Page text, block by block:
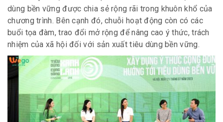
dùng bền vững được chia sẻ rộng rãi trong khuôn khổ của
chương trình. Bên cạnh đó, chuỗi hoạt động còn có các
buổi tọa đàm, trao đổi mở rộng để nâng cao ý thức, trách
nhiệm của xã hội đối với sản xuất tiêu dùng bền vững.